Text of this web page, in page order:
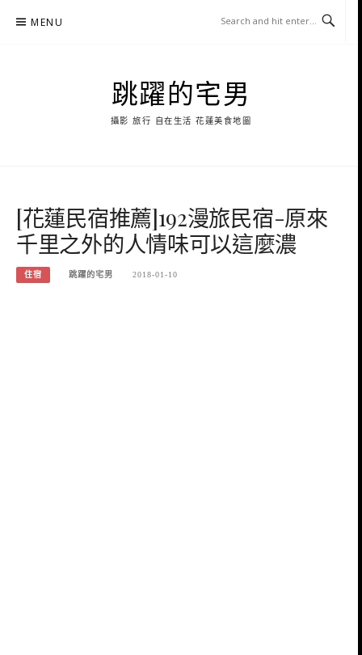
MENU
跳躍的宅男
攝影 旅行 自在生活 花蓮美食地圖
[花蓮民宿推薦]192漫旅民宿-原來
千里之外的人情味可以這麼濃
住宿 跳躍的宅男 2018-01-10